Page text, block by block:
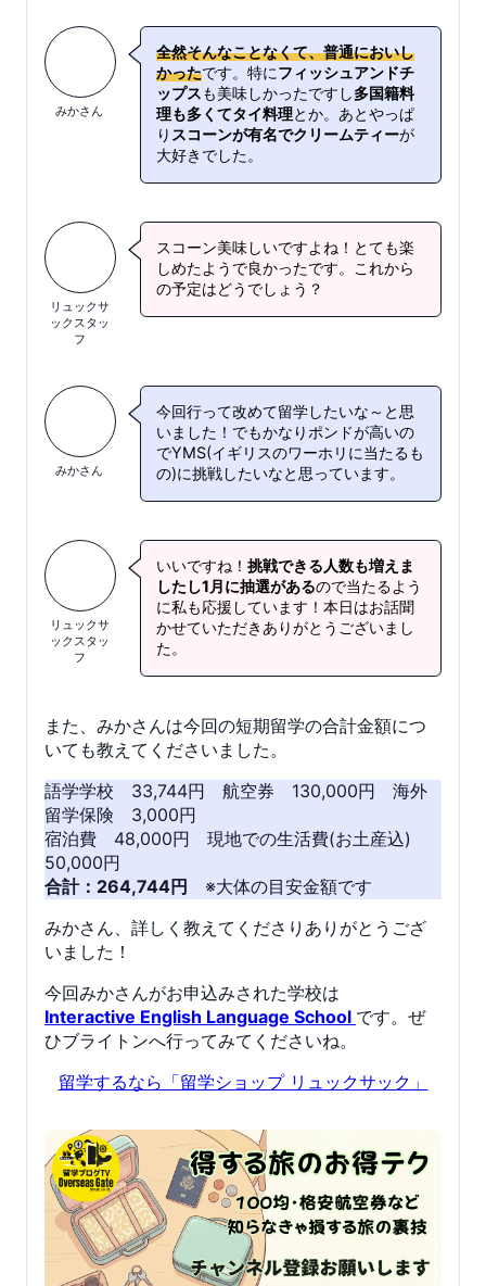
みかさん
全然そんなことなくて、普通においし
かったです。特にフィッシュアンドチ
ップスも美味しかったですし多国籍料
理も多くてタイ料理とか。あとやっぱ
り スコーンが有名でクリームティーが
大好きでした。
リュックサ
ックスタッ
フ
スコーン美味しいですよね！とても楽
しめたようで良かったです。これから
の予定はどうでしょう？
みかさん
今回行って改めて留学したいな～と思
いました！でもかなりポンドが高いの
でYMS(イギリスのワーホリに当たるも
の)に挑戦したいなと思っています。
リュックサ
ックスタッ
フ
いいですね！挑戦できる人数も増えま
したし1月に抽選があるので当たるよう
に私も応援しています！本日はお話聞
かせていただきありがとうございまし
た。
また、みかさんは今回の短期留学の合計金額につ
いても教えてくださいました。
語学学校 33,744円 航空券 130,000円 海外
留学保険 3,000円
宿泊費 48,000円 現地での生活費(お土産込)
50,000円
合計：264,744円 ※大体の目安金額です
みかさん、詳しく教えてくださりありがとうござ
いました！
今回みかさんがお申込みされた学校は
Interactive English Language School です。ぜ
ひブライトンへ行ってみてくださいね。
留学するなら「留学ショップ リュックサック」